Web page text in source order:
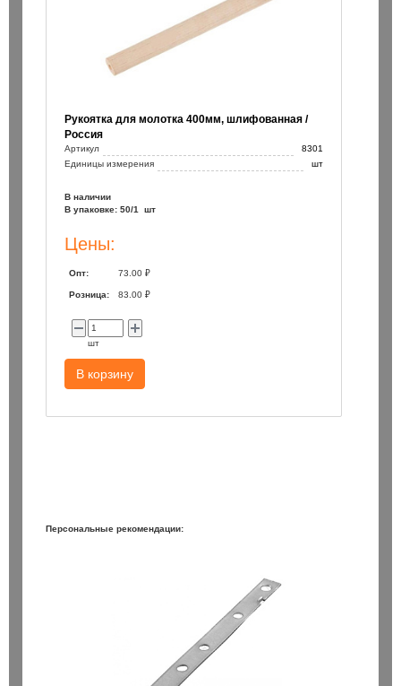
Рукоятка для молотка 400мм, шлифованная /
Россия
Артикул
8301
Единицы измерения
шт
В наличии
В упаковке: 50/1 шт
Цены:
Опт: 73.00 ₽
Розница: 83.00 ₽
шт
В корзину
Персональные рекомендации: